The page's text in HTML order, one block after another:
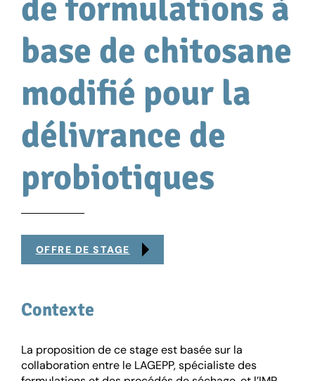
de formulations à
base de chitosane
modifié pour la
délivrance de
probiotiques
OFFRE DE STAGE
Contexte
La proposition de ce stage est basée sur la
collaboration entre le LAGEPP, spécialiste des